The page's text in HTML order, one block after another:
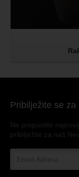
Pribilježite se za
Ne propustite
pribilježite za naš